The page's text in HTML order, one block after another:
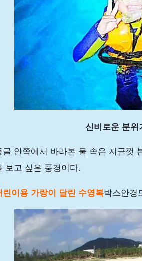
신비로운 분
굴 안쪽에서 바라본 물 속은 지금껏
보고 싶은 풍경이다.
린이용 가랑이 달린 수영복박스안경